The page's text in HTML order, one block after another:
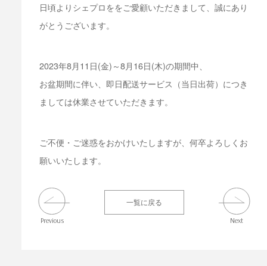
日頃よりシェプロををご愛顧いただきまして、誠にあり
がとうございます。
2023年8月11日(金)～8月16日(木)の期間中、
お盆期間に伴い、即日配送サービス（当日出荷）につき
ましては休業させていただきます。
ご不便・ご迷惑をおかけいたしますが、何卒よろしくお
願いいたします。
Previous
一覧に戻る
Next